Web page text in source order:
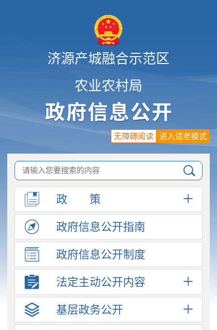
济源产城融合示范区
农业农村局
进入适老模式
无障碍阅读
政 策
政府信息公开指南
政府信息公开制度
法定主动公开内容
基层政务公开